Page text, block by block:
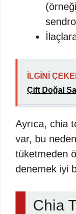
İLGİNİ
Çift Doğal
Ayrıca, chia
var, bu
tüketmeden
denemek iyi
Chia